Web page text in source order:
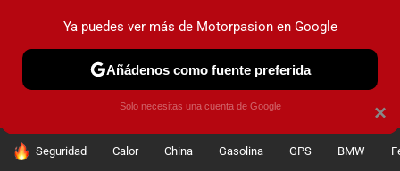
PRUEBAS COCHES ELÉCTRICOS OBSERVATORIO
HOY SE HABLA DE
Seguridad Calor China Gasolina GPS BMW
×
Ya puedes ver más de Motorpasion en Google
Añádenos como fuente preferida
Solo necesitas una cuenta de Google